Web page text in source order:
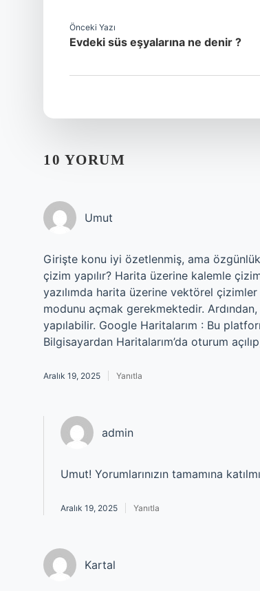
Önceki Yazı
Evdeki süs eşyalarına ne denir ?
10 YORUM
Umut
Girişte konu iyi özetlenmiş, ama özgünlük
çizim yapılır? Harita üzerine kalemle
yazılımda harita üzerine vektörel
modunu açmak gerekmektedir. Ardından,
yapılabilir. Google Haritalarım : Bu
Bilgisayardan Haritalarım’da oturum
Aralık 19, 2025 Yanıtla
admin
Umut! Yorumlarınızın tamamına
Aralık 19, 2025 Yanıtla
Kartal